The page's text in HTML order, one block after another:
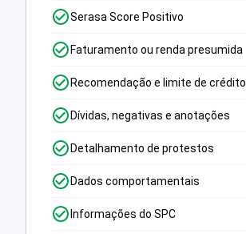
Serasa Score Positivo
Faturamento ou renda presumida
Recomendação e limite de crédito
Dívidas, negativas e anotações
Detalhamento de protestos
Dados comportamentais
Informações do SPC